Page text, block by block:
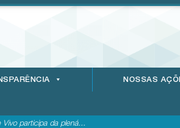
NOSSAS
Vivo participa da plená...